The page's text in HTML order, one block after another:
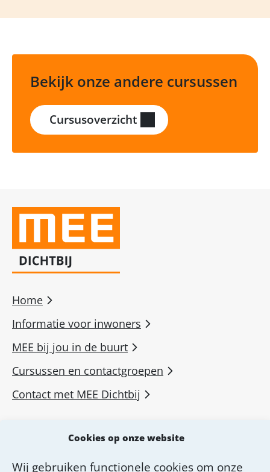
Cookies op onze website
Wij gebruiken functionele cookies om onze
Bekijk onze andere cursussen
Cursusoverzicht
Home
Informatie voor inwoners
MEE bij jou in de buurt
Cursussen en contactgroepen
Contact met MEE Dichtbij